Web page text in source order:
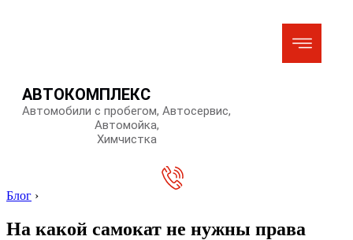
АВТОКОМПЛЕКС
Автомобили с пробегом, Автосервис,
Автомойка,
Химчистка
Блог ›
На какой самокат не нужны права